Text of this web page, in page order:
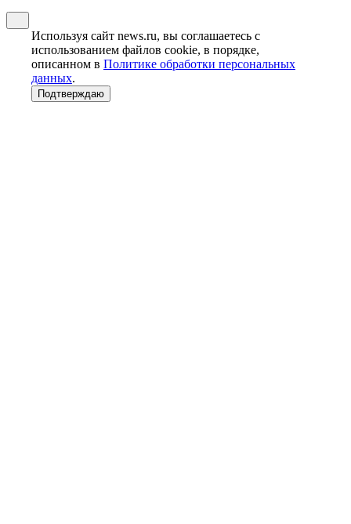
Используя сайт news.ru, вы соглашаетесь с
использованием файлов cookie, в порядке,
описанном в Политике обработки персональных
данных.
Подтверждаю